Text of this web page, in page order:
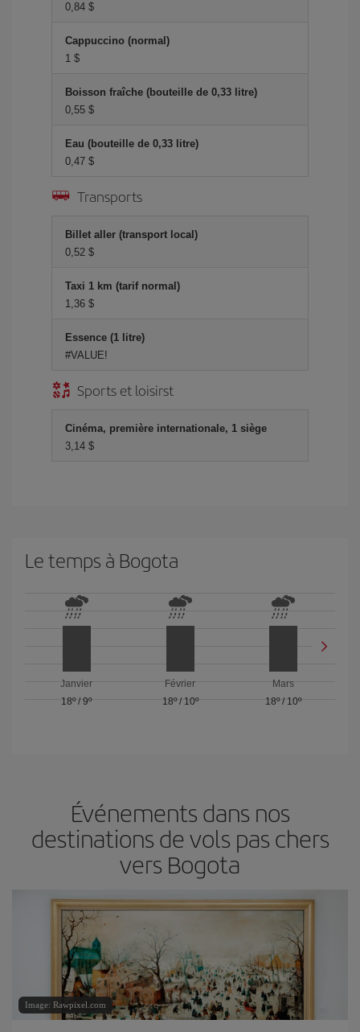
0,84 $
Cappuccino (normal)
1 $
Boisson fraîche (bouteille de 0,33 litre)
0,55 $
Eau (bouteille de 0,33 litre)
0,47 $
Transports
Billet aller (transport local)
0,52 $
Taxi 1 km (tarif normal)
1,36 $
Essence (1 litre)
#VALUE!
Sports et loisirst
Cinéma, première internationale, 1 siège
3,14 $
Le temps à Bogota
Janvier
18º/9º
Février
18º/ 10º
Mars
18º/ 10º
Événements dans nos
destinations de vols pas chers
vers Bogota
Image: Rawpixel.com